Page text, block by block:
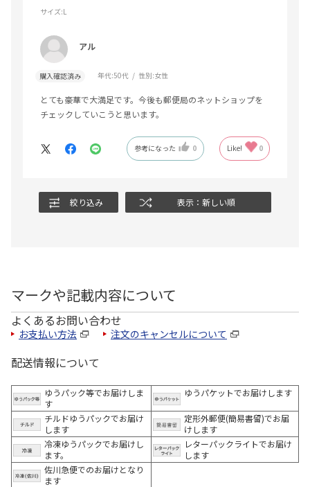
サイズ:L
アル
購入確認済み 年代:50代 性別:女性
とても豪華で大満足です。今後も郵便局のネットショップを
チェックしていこうと思います。
参考になった 0 Like! 0
絞り込み 表示：新しい順
マークや記載内容について
よくあるお問い合わせ
お支払い方法 注文のキャンセルについて
配送情報について
ゆうパック等でお届けしま
す
ゆうパケットでお届けします
チルドゆうパックでお届け
します
定形外郵便(簡易書留)でお届
けします
冷凍ゆうパックでお届けし
ます。
レターパックライトでお届け
します
佐川急便でのお届けとなり
ます